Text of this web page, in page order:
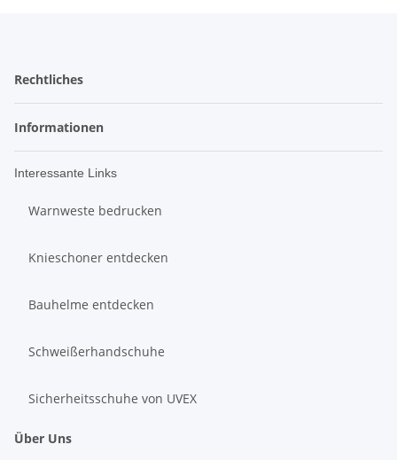
Rechtliches
Informationen
Interessante Links
Warnweste bedrucken
Knieschoner entdecken
Bauhelme entdecken
Schweißerhandschuhe
Sicherheitsschuhe von UVEX
Über Uns